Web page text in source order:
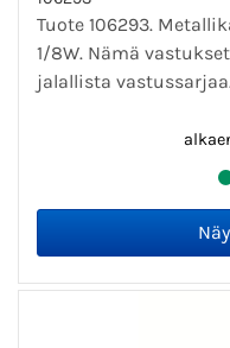
Tuote 106293.
1/8W. Nämä
jalallista